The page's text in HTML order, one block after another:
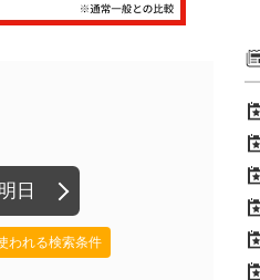
明日
われる検索条件